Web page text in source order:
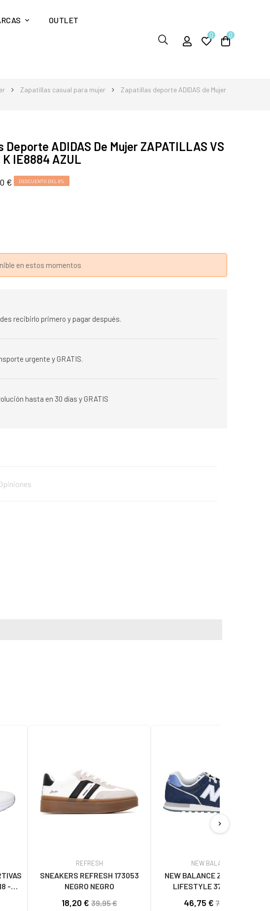
OUTLET
0 0
Zapatillas casual para mujer
Zapatillas deporte ADIDAS de Mujer
Deporte ADIDAS De Mujer ZAPATILLAS VS
K IE8884 AZUL
€ DESCUENTO DEL 8%
en estos momentos
recibirlo primero y pagar después.
urgente y GRATIS.
hasta en 30 días y GRATIS
-
REFRESH
SNEAKERS REFRESH 173053
NEGRO NEGRO
18,20 €39,95 €
NEW BALANCE
NEW BALANCE ZAPATILLAS
LIFESTYLE 373V2 CON
46,75 €70,00 €
chevron_right